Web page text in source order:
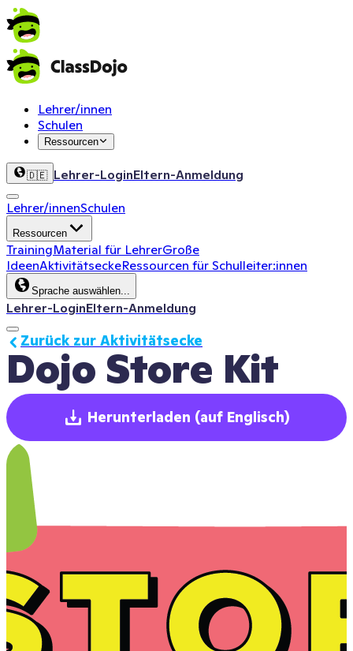
Lehrer/innen
Schulen
Ressourcen
🇩🇪 Lehrer-LoginEltern-Anmeldung
Lehrer/innenSchulen
Ressourcen
TrainingMaterial für LehrerGroße
IdeenAktivitätseckeRessourcen für Schulleiter:innen
Sprache auswählen...
Lehrer-LoginEltern-Anmeldung
Dojo Store Kit
Zurück zur Aktivitätsecke
Herunterladen (auf Englisch)